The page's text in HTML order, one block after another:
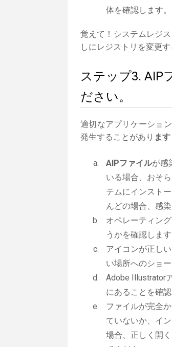
体を確認します。
覚えて！システムレジ
しにレジストリを変更
ステップ3. AIP
ださい。
適切なアプリケーショ
発生することがあり ます
AIPファイルが感
いる場合、おそ
テムにインスト
んどの場合、感
オペレーティン
うかを確認します
アイコンが正し
い場所へのショ
Adobe Illustrator
にあることを確
ファイルが完全
ていないか、イ
場合、正しく開